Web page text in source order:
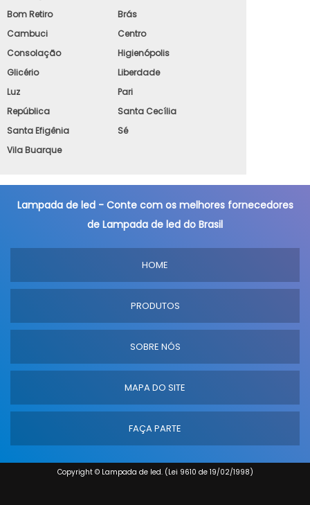
Bom Retiro
Brás
Cambuci
Centro
Consolação
Higienópolis
Glicério
Liberdade
Luz
Pari
República
Santa Cecília
Santa Efigênia
Sé
Vila Buarque
Lampada de led - Conte com os melhores fornecedores
de Lampada de led do Brasil
HOME
PRODUTOS
SOBRE NÓS
MAPA DO SITE
FAÇA PARTE
Copyright © Lampada de led. (Lei 9610 de 19/02/1998)